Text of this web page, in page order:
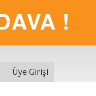
Üye Girişi